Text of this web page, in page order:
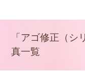
「アゴ修正（
真一覧